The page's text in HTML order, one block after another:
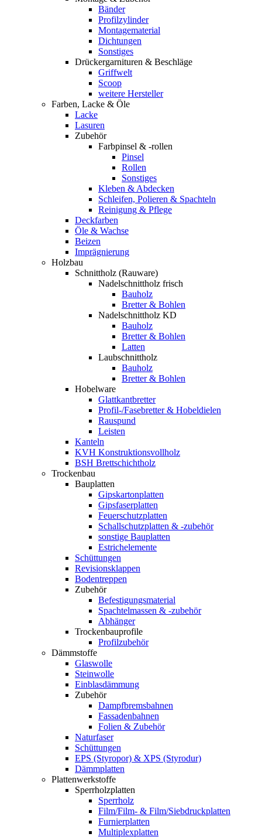
Bänder
Profilzylinder
Montagematerial
Dichtungen
Sonstiges
Drückergarnituren & Beschläge
Griffwelt
Scoop
weitere Hersteller
Farben, Lacke & Öle
Lacke
Lasuren
Zubehör
Farbpinsel & -rollen
Pinsel
Rollen
Sonstiges
Kleben & Abdecken
Schleifen, Polieren & Spachteln
Reinigung & Pflege
Deckfarben
Öle & Wachse
Beizen
Imprägnierung
Holzbau
Schnittholz (Rauware)
Nadelschnittholz frisch
Bauholz
Bretter & Bohlen
Nadelschnittholz KD
Bauholz
Bretter & Bohlen
Latten
Laubschnittholz
Bauholz
Bretter & Bohlen
Hobelware
Glattkantbretter
Profil-/Fasebretter & Hobeldielen
Rauspund
Leisten
Kanteln
KVH Konstruktionsvollholz
BSH Brettschichtholz
Trockenbau
Bauplatten
Gipskartonplatten
Gipsfaserplatten
Feuerschutzplatten
Schallschutzplatten & -zubehör
sonstige Bauplatten
Estrichelemente
Schüttungen
Revisionsklappen
Bodentreppen
Zubehör
Befestigungsmaterial
Spachtelmassen & -zubehör
Abhänger
Trockenbauprofile
Profilzubehör
Dämmstoffe
Glaswolle
Steinwolle
Einblasdämmung
Zubehör
Dampfbremsbahnen
Fassadenbahnen
Folien & Zubehör
Naturfaser
Schüttungen
EPS (Styropor) & XPS (Styrodur)
Dämmplatten
Plattenwerkstoffe
Sperrholzplatten
Sperrholz
Film/Film- & Film/Siebdruckplatten
Furnierplatten
Multiplexplatten